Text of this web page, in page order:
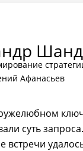
Афанасьев
суть
встречи